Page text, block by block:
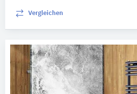
Vergleichen